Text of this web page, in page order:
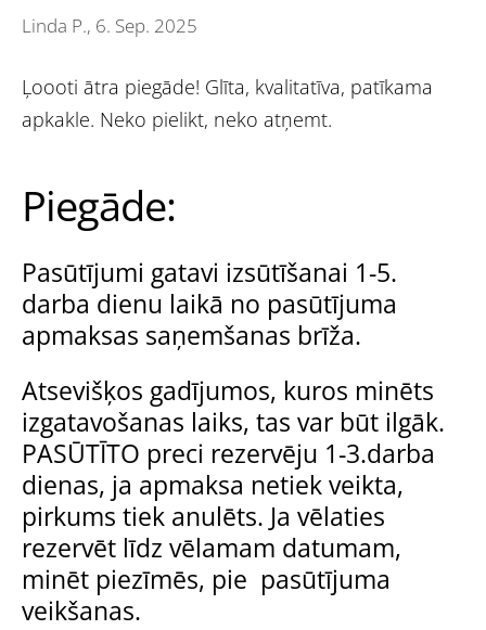
Piegāde:
Pasūtījumi gatavi izsūtīšanai 1-5.
darba dienu laikā no pasūtījuma
apmaksas saņemšanas brīža.
Atsevišķos gadījumos, kuros minēts
izgatavošanas laiks, tas var būt ilgāk.
PASŪTĪTO preci rezervēju 1-3.darba
dienas, ja apmaksa netiek veikta,
pirkums tiek anulēts. Ja vēlaties
rezervēt līdz vēlamam datumam,
minēt piezīmēs, pie pasūtījuma
veikšanas.
Linda P., 6. Sep. 2025
Ļoooti ātra piegāde! Glīta, kvalitatīva, patīkama
apkakle. Neko pielikt, neko atņemt.